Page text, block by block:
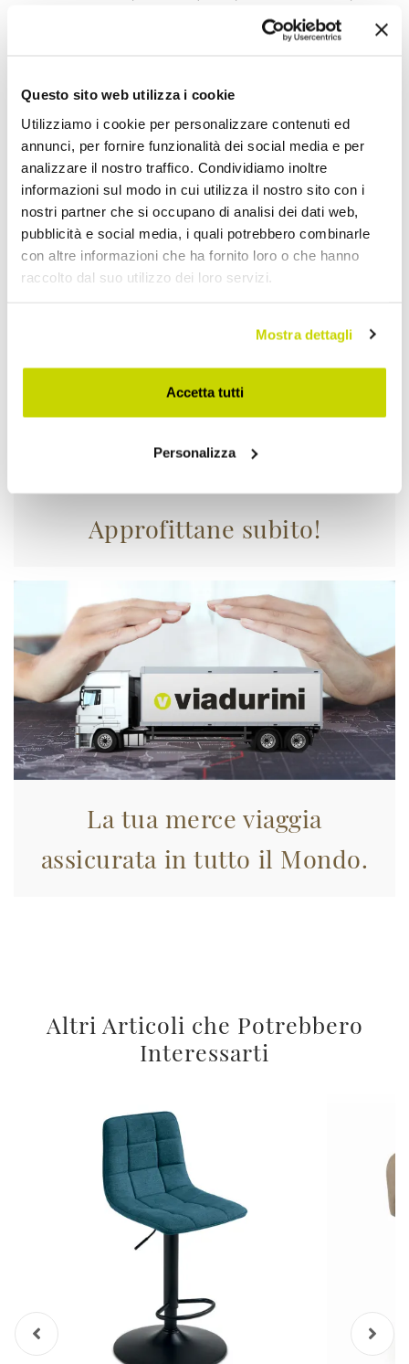
Questo sito web utilizza i cookie
Utilizziamo i cookie per personalizzare contenuti ed
annunci, per fornire funzionalità dei social media e per
analizzare il nostro traffico. Condividiamo inoltre
informazioni sul modo in cui utilizza il nostro sito con i
nostri partner che si occupano di analisi dei dati web,
pubblicità e social media, i quali potrebbero combinarle
con altre informazioni che ha fornito loro o che hanno
raccolto dal suo utilizzo dei loro servizi.
Mostra dettagli
Accetta tutti
Personalizza
Sgabelli da Cucina Moderni
Approfittane subito!
La tua merce viaggia
assicurata in tutto il Mondo.
Altri Articoli che Potrebbero
Interessarti